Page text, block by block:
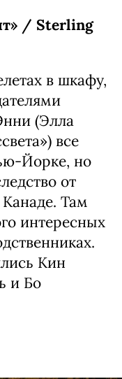
/ Sterling
в шкафу,
(Элла
все
Йорке, но
от
Там
интересных
Кин
и Бо